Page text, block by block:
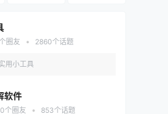
个圈友 • 2860个话题
用小工具
软件
个圈友 • 853个话题